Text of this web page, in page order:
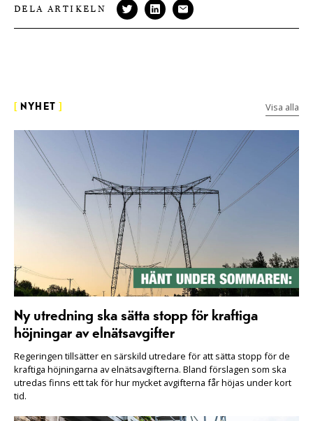
DELA ARTIKELN
NYHET Visa alla
Ny utredning ska sätta stopp för kraftiga
höjningar av elnätsavgifter
Regeringen tillsätter en särskild utredare för att sätta stopp för de
kraftiga höjningarna av elnätsavgifterna. Bland förslagen som ska
utredas finns ett tak för hur mycket avgifterna får höjas under kort
tid.